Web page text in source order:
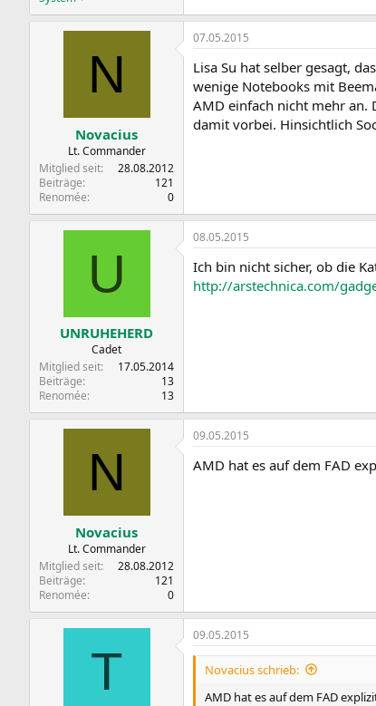
N
Novacius
Lt. Commander
Mitglied seit
28.08.2012
Beiträge
121
Renomée
0
07.05.2015
Lisa Su hat selber gesagt,
wenige Notebooks mit
AMD einfach nicht mehr an.
damit vorbei. Hinsichtlich
U
UNRUHEHERD
Cadet
Mitglied seit
17.05.2014
Beiträge
13
Renomée
13
08.05.2015
Ich bin nicht sicher, ob die
http://arstechnica.com/
N
Novacius
Lt. Commander
Mitglied seit
28.08.2012
Beiträge
121
Renomée
0
09.05.2015
AMD hat es auf dem FAD
T
09.05.2015
Novacius schrieb:
AMD hat es auf dem FAD